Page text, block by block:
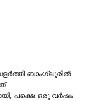
ബാംഗ്ലൂരിൽ
പക്ഷെ ഒരു വർഷം